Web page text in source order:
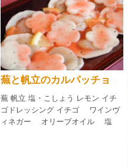
蕪と帆立のカルパッチョ
蕪 帆立 塩・こしょう レモン イチ
ゴドレッシング イチゴ ワインヴ
ィネガー オリーブオイル 塩